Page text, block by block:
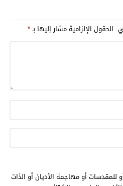
الحقول الإلزامية مشار إليها بـ*
للمقدسات أو مهاجمة الأديان أو الذات